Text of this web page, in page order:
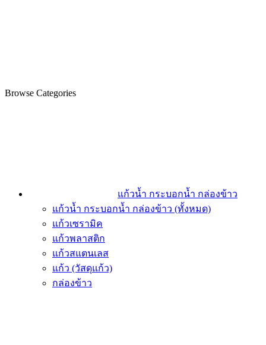
Browse Categories
แก้วน้ำ กระบอกน้ำ กล่องข้าว
แก้วน้ำ กระบอกน้ำ กล่องข้าว (ทั้งหมด)
แก้วเซรามิค
แก้วพลาสติก
แก้วสแตนเลส
แก้ว (วัสดุแก้ว)
กล่องข้าว